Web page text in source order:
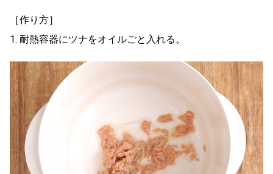
［作り方］
1. 耐熱容器にツナをオイルごと入れる。